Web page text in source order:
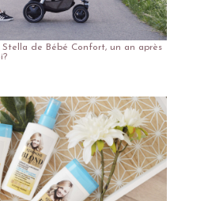
de Bébé Confort, un an après